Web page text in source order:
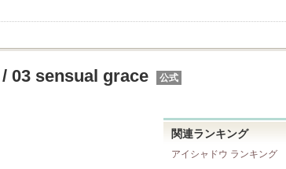
/ 03 sensual grace 公式
関連ランキング
アイシャドウ ランキング